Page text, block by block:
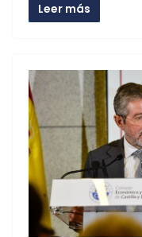
Leer más